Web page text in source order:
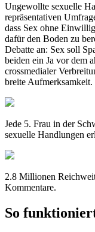
Ungewollte sexuelle
repräsentativen
dass Sex ohne
dafür den Boden zu
Debatte an: Sex soll
beiden ein Ja vor dem
crossmedialer
breite Aufmerksamkeit.
Jede 5. Frau in der
sexuelle Handlungen
2.8 Millionen
Kommentare.
So